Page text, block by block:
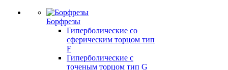
Борфрезы
Гиперболические cо
сферическим торцом тип
F
Гиперболические с
точеным торцом тип G